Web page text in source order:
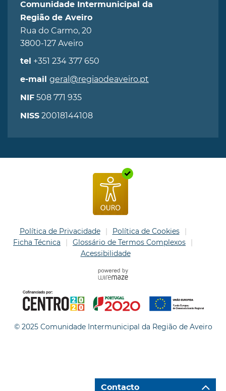
Comunidade Intermunicipal da
Região de Aveiro
Rua do Carmo, 20
3800-127 Aveiro
tel +351 234 377 650
e-mail geral@regiaodeaveiro.pt
NIF 508 771 935
NISS 20018144108
Política de Privacidade
Política de Cookies
Ficha Técnica
Glossário de Termos Complexos
Acessibilidade
© 2025 Comunidade Intermunicipal da Região de Aveiro
Contacto